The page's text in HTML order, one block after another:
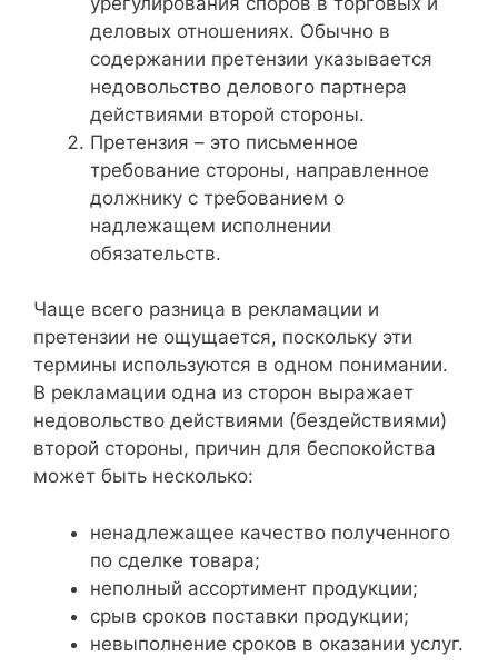
деловых отношениях. Обычно в
содержании претензии указывается
недовольство делового партнера
действиями второй стороны.
Претензия – это письменное
требование стороны, направленное
должнику с требованием о
надлежащем исполнении
обязательств.
Чаще всего разница в рекламации и
претензии не ощущается, поскольку эти
термины используются в одном понимании.
В рекламации одна из сторон выражает
недовольство действиями (бездействиями)
второй стороны, причин для беспокойства
может быть несколько:
ненадлежащее качество полученного
по сделке товара;
неполный ассортимент продукции;
срыв сроков поставки продукции;
невыполнение сроков в оказании услуг.